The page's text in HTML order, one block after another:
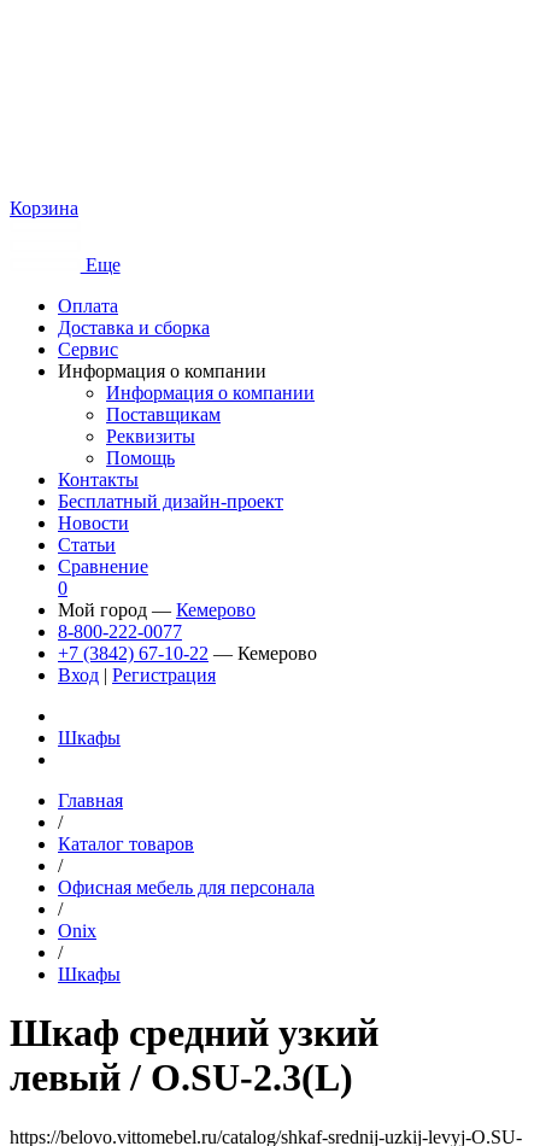
Корзина
Еще
Оплата
Доставка и сборка
Сервис
Информация о компании
Информация о компании
Поставщикам
Реквизиты
Помощь
Контакты
Бесплатный дизайн-проект
Новости
Статьи
Сравнение
0
Мой город — Кемерово
8-800-222-0077
+7 (3842) 67-10-22 — Кемерово
Вход | Регистрация
Шкафы
Главная
/
Каталог товаров
/
Офисная мебель для персонала
/
Onix
/
Шкафы
Шкаф средний узкий
левый / O.SU-2.3(L)
https://belovo.vittomebel.ru/catalog/shkaf-srednij-uzkij-levyj-O.SU-